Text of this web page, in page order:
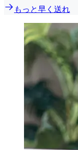
もっと早く送れ